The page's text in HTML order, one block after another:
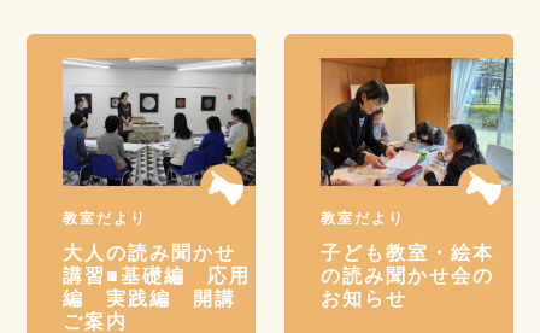
教室だより
大人の読み聞かせ
講習■基礎編 応用
編 実践編 開講
ご案内
教室だより
子ども教室・絵本
の読み聞かせ会の
お知らせ